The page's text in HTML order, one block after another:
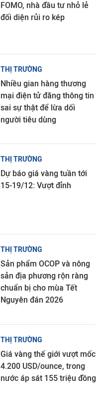
FOMO, nhà đầu tư nhỏ lẻ
đối diện rủi ro kép
THỊ TRƯỜNG
Nhiều gian hàng thương
mại điện tử đăng thông tin
sai sự thật để lừa dối
người tiêu dùng
THỊ TRƯỜNG
Dự báo giá vàng tuần tới
15-19/12: Vượt đỉnh
THỊ TRƯỜNG
Sản phẩm OCOP và nông
sản địa phương rộn ràng
chuẩn bị cho mùa Tết
Nguyên đán 2026
THỊ TRƯỜNG
Giá vàng thế giới vượt mốc
4.200 USD/ounce, trong
nước áp sát 155 triệu đồng